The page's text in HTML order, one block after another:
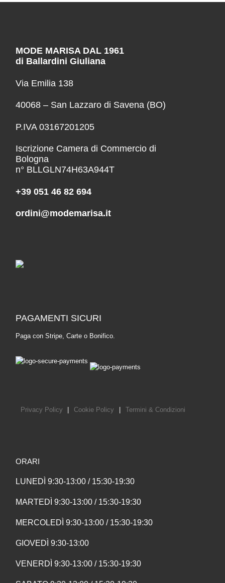
MODE MARISA DAL 1961
di Ballardini Giuliana
Via Emilia 138
40068 – San Lazzaro di Savena (BO)
P.IVA 03167201205
Iscrizione Camera di Commercio di
Bologna
n° BLLGLN74H63A944T
+39 051 46 82 694
ordini@modemarisa.it
PAGAMENTI SICURI
Paga con Stripe, Carte o Bonifico.
Privacy Policy Cookie Policy Termini & Condizioni
ORARI
LUNEDÌ 9:30-13:00 / 15:30-19:30
MARTEDÌ 9:30-13:00 / 15:30-19:30
MERCOLEDÌ 9:30-13:00 / 15:30-19:30
GIOVEDÌ 9:30-13:00
VENERDÌ 9:30-13:00 / 15:30-19:30